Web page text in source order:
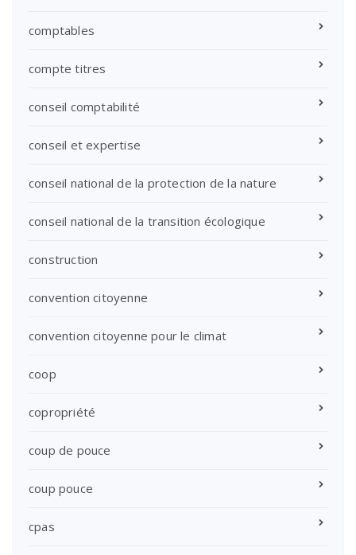
comptables
compte titres
conseil comptabilité
conseil et expertise
conseil national de la protection de la nature
conseil national de la transition écologique
construction
convention citoyenne
convention citoyenne pour le climat
coop
copropriété
coup de pouce
coup pouce
cpas